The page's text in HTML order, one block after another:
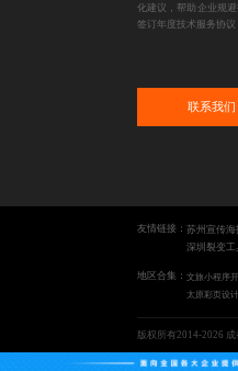
化建议，帮助企业规
签订年度技术服务协议
联系我们
友情链接： 苏州宣传海
深圳裂变工
地区合集： 文旅小程序
太原彩页设
版权所有2014-2026